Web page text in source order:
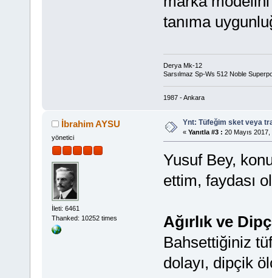
tanıma
Derya Mk-12
Sarsılmaz Sp-Ws 512 Noble
1987 - Ankara
İbrahim AYSU
yönetici
İleti: 6461
Thanked: 10252 times
Ynt: Tüfeğim sket veya
« Yanıtla #3 : 20 Mayıs 2017,
Yusuf Bey,
ettim, faydası
Ağırlık ve
Bahsettiğiniz
dolayı, dipçik